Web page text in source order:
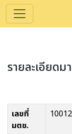
รายละเอียด
เลขที่
มตช.